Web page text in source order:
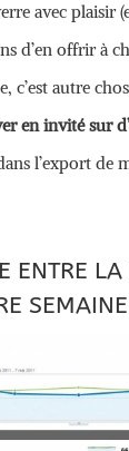
avec plaisir
d’en offrir à
c’est autre
en invité sur
l’export de
ENTRE